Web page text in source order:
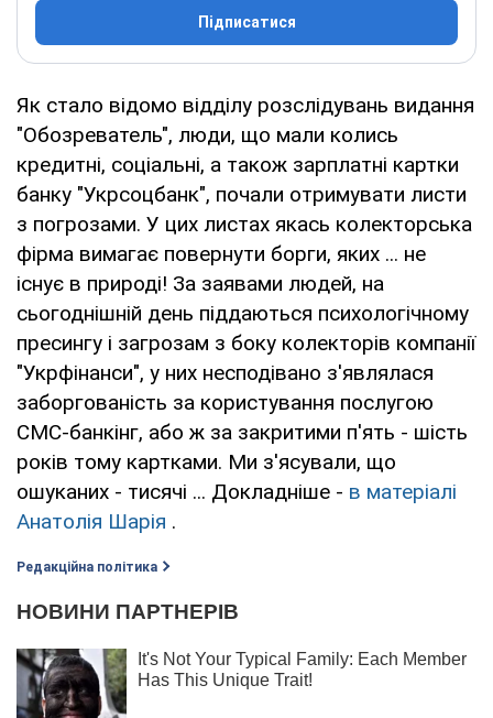
Підписатися
Як стало відомо відділу розслідувань видання
"Обозреватель", люди, що мали колись
кредитні, соціальні, а також зарплатні картки
банку "Укрсоцбанк", почали отримувати листи
з погрозами. У цих листах якась колекторська
фірма вимагає повернути борги, яких ... не
існує в природі! За заявами людей, на
сьогоднішній день піддаються психологічному
пресингу і загрозам з боку колекторів компанії
"Укрфінанси", у них несподівано з'являлася
заборгованість за користування послугою
СМС-банкінг, або ж за закритими п'ять - шість
років тому картками. Ми з'ясували, що
ошуканих - тисячі ... Докладніше - в матеріалі
Анатолія Шарія .
Редакційна політика